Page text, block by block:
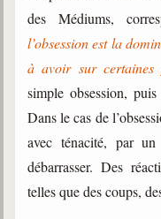
des Médiums,
l’obsession est la
à avoir sur certaines
simple obsession,
Dans le cas de
avec ténacité, par
débarrasser. Des
telles que des coups,